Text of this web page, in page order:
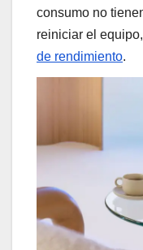
consumo no
reiniciar el
de rendimiento.